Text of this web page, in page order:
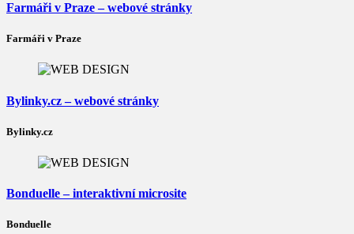
Farmáři v Praze – webové stránky
Farmáři v Praze
Bylinky.cz – webové stránky
Bylinky.cz
Bonduelle – interaktivní microsite
Bonduelle